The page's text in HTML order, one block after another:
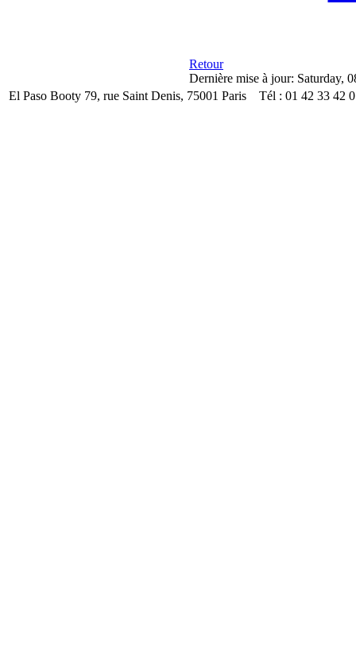
Retour
Dernière mise à jour: Saturday,
El Paso Booty 79, rue Saint Denis, 75001 Paris Tél : 01 42 33 42